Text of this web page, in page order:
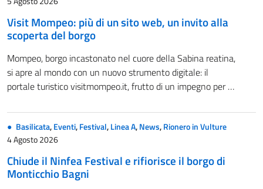
Visit Mompeo: più di un sito web, un invito alla
scoperta del borgo
Mompeo, borgo incastonato nel cuore della Sabina reatina,
si apre al mondo con un nuovo strumento digitale: il
portale turistico visitmompeo.it, frutto di un impegno per …
Basilicata,Eventi,Festival,Linea A,News,Rionero in Vulture
4 Agosto 2026
Chiude il Ninfea Festival e rifiorisce il borgo di
Monticchio Bagni